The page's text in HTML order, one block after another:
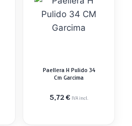
Paellera H Pulido 34
Cm Garcima
5,72€ IVA incl.